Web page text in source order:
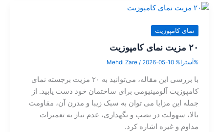
نمای کامپوزیت
۲۰ مزیت نمای کامپوزیت
%آسترا% Mehdi Zare/ 2026-05-10
با بررسی این مقاله، می‌توانید به ۲۰ مزیت برجسته نمای
کامپوزیت آلومینیومی برای ساختمان خود دست یابید. از
جمله این مزایا می توان به سبک زیبا و مدرن آن، مقاومت
بالا، سهولت در نصب و نگهداری، عدم نیاز به تعمیرات
مداوم و غیره اشاره کرد.